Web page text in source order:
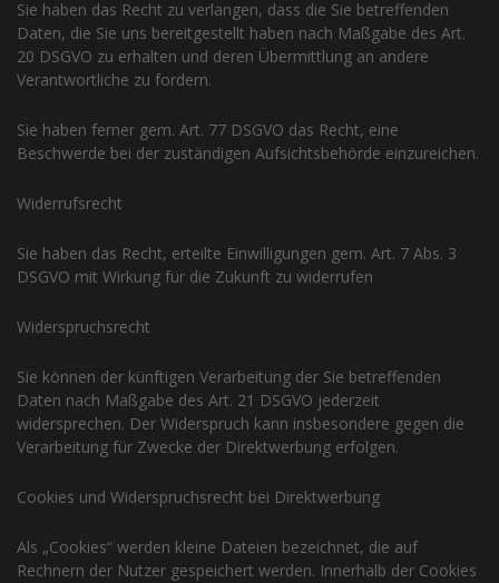
Sie haben das Recht zu verlangen, dass die Sie betreffenden
Daten, die Sie uns bereitgestellt haben nach Maßgabe des Art.
20 DSGVO zu erhalten und deren Übermittlung an andere
Verantwortliche zu fordern.
Sie haben ferner gem. Art. 77 DSGVO das Recht, eine
Beschwerde bei der zuständigen Aufsichtsbehörde einzureichen.
Widerrufsrecht
Sie haben das Recht, erteilte Einwilligungen gem. Art. 7 Abs. 3
DSGVO mit Wirkung für die Zukunft zu widerrufen
Widerspruchsrecht
Sie können der künftigen Verarbeitung der Sie betreffenden
Daten nach Maßgabe des Art. 21 DSGVO jederzeit
widersprechen. Der Widerspruch kann insbesondere gegen die
Verarbeitung für Zwecke der Direktwerbung erfolgen.
Cookies und Widerspruchsrecht bei Direktwerbung
Als „Cookies“ werden kleine Dateien bezeichnet, die auf
Rechnern der Nutzer gespeichert werden. Innerhalb der Cookies